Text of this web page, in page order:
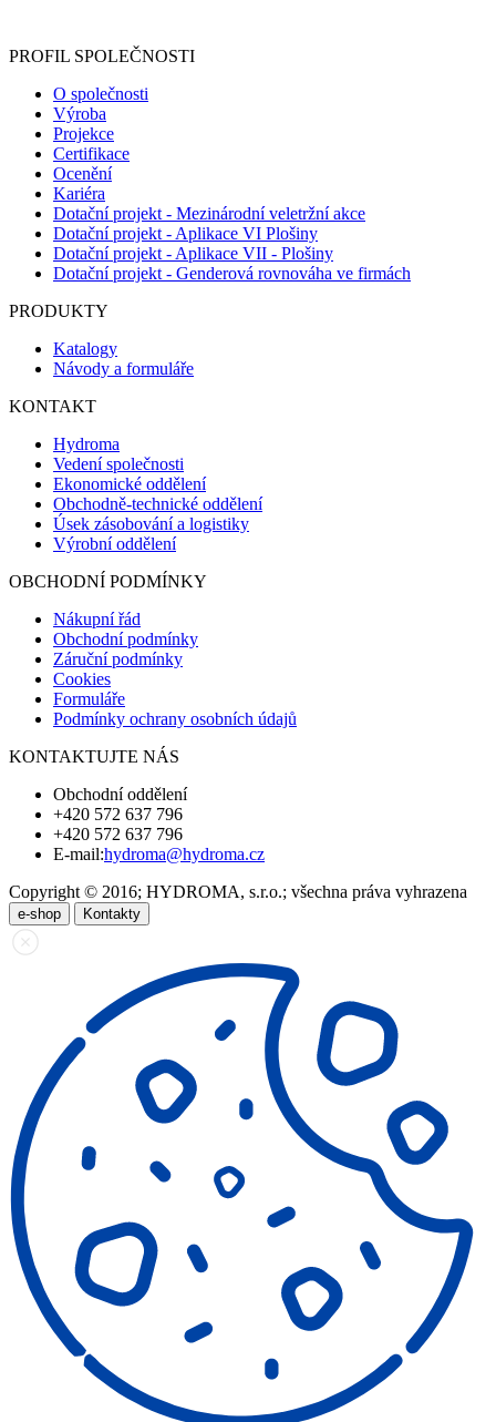
PROFIL SPOLEČNOSTI
O společnosti
Výroba
Projekce
Certifikace
Ocenění
Kariéra
Dotační projekt - Mezinárodní veletržní akce
Dotační projekt - Aplikace VI Plošiny
Dotační projekt - Aplikace VII - Plošiny
Dotační projekt - Genderová rovnováha ve firmách
PRODUKTY
Katalogy
Návody a formuláře
KONTAKT
Hydroma
Vedení společnosti
Ekonomické oddělení
Obchodně-technické oddělení
Úsek zásobování a logistiky
Výrobní oddělení
OBCHODNÍ PODMÍNKY
Nákupní řád
Obchodní podmínky
Záruční podmínky
Cookies
Formuláře
Podmínky ochrany osobních údajů
KONTAKTUJTE NÁS
Obchodní oddělení
+420 572 637 796
+420 572 637 796
E-mail:hydroma@hydroma.cz
Copyright © 2016; HYDROMA, s.r.o.; všechna práva vyhrazena
e-shop Kontakty